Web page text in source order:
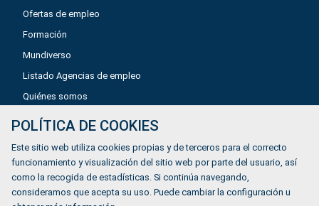
Ofertas de empleo
Formación
Mundiverso
Listado Agencias de empleo
Quiénes somos
Política de privacidad
Política de Cookies
Accesibilidad
POLÍTICA DE COOKIES
Este sitio web utiliza cookies propias y de terceros para el correcto
funcionamiento y visualización del sitio web por parte del usuario, así
como la recogida de estadísticas. Si continúa navegando,
consideramos que acepta su uso. Puede cambiar la configuración u